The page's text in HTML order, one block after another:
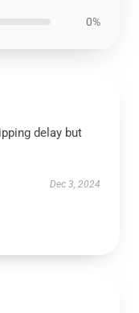
0%
delay but
Dec 3, 2024